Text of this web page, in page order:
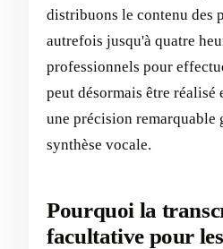
distribuons le contenu des
autrefois jusqu'à quatre
professionnels pour
peut désormais être réalisé
une précision remarquable
synthèse vocale.
Pourquoi la
facultative pour